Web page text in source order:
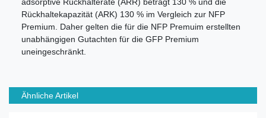
adsorptive Rückhalterate (ARR) beträgt 130 % und die
Rückhaltekapazität (ARK) 130 % im Vergleich zur NFP
Premium. Daher gelten die für die NFP Premuim erstellten
unabhängigen Gutachten für die GFP Premium
uneingeschränkt.
Ähnliche Artikel